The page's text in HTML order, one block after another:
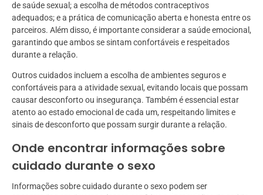
de saúde sexual; a escolha de métodos contraceptivos
adequados; e a prática de comunicação aberta e honesta entre os
parceiros. Além disso, é importante considerar a saúde emocional,
garantindo que ambos se sintam confortáveis e respeitados
durante a relação.
Outros cuidados incluem a escolha de ambientes seguros e
confortáveis para a atividade sexual, evitando locais que possam
causar desconforto ou insegurança. Também é essencial estar
atento ao estado emocional de cada um, respeitando limites e
sinais de desconforto que possam surgir durante a relação.
Onde encontrar informações sobre
cuidado durante o sexo
Informações sobre cuidado durante o sexo podem ser